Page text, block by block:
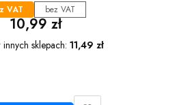
z VAT bez VAT
Cena
10,99 zł
sklepach: 11,49 zł